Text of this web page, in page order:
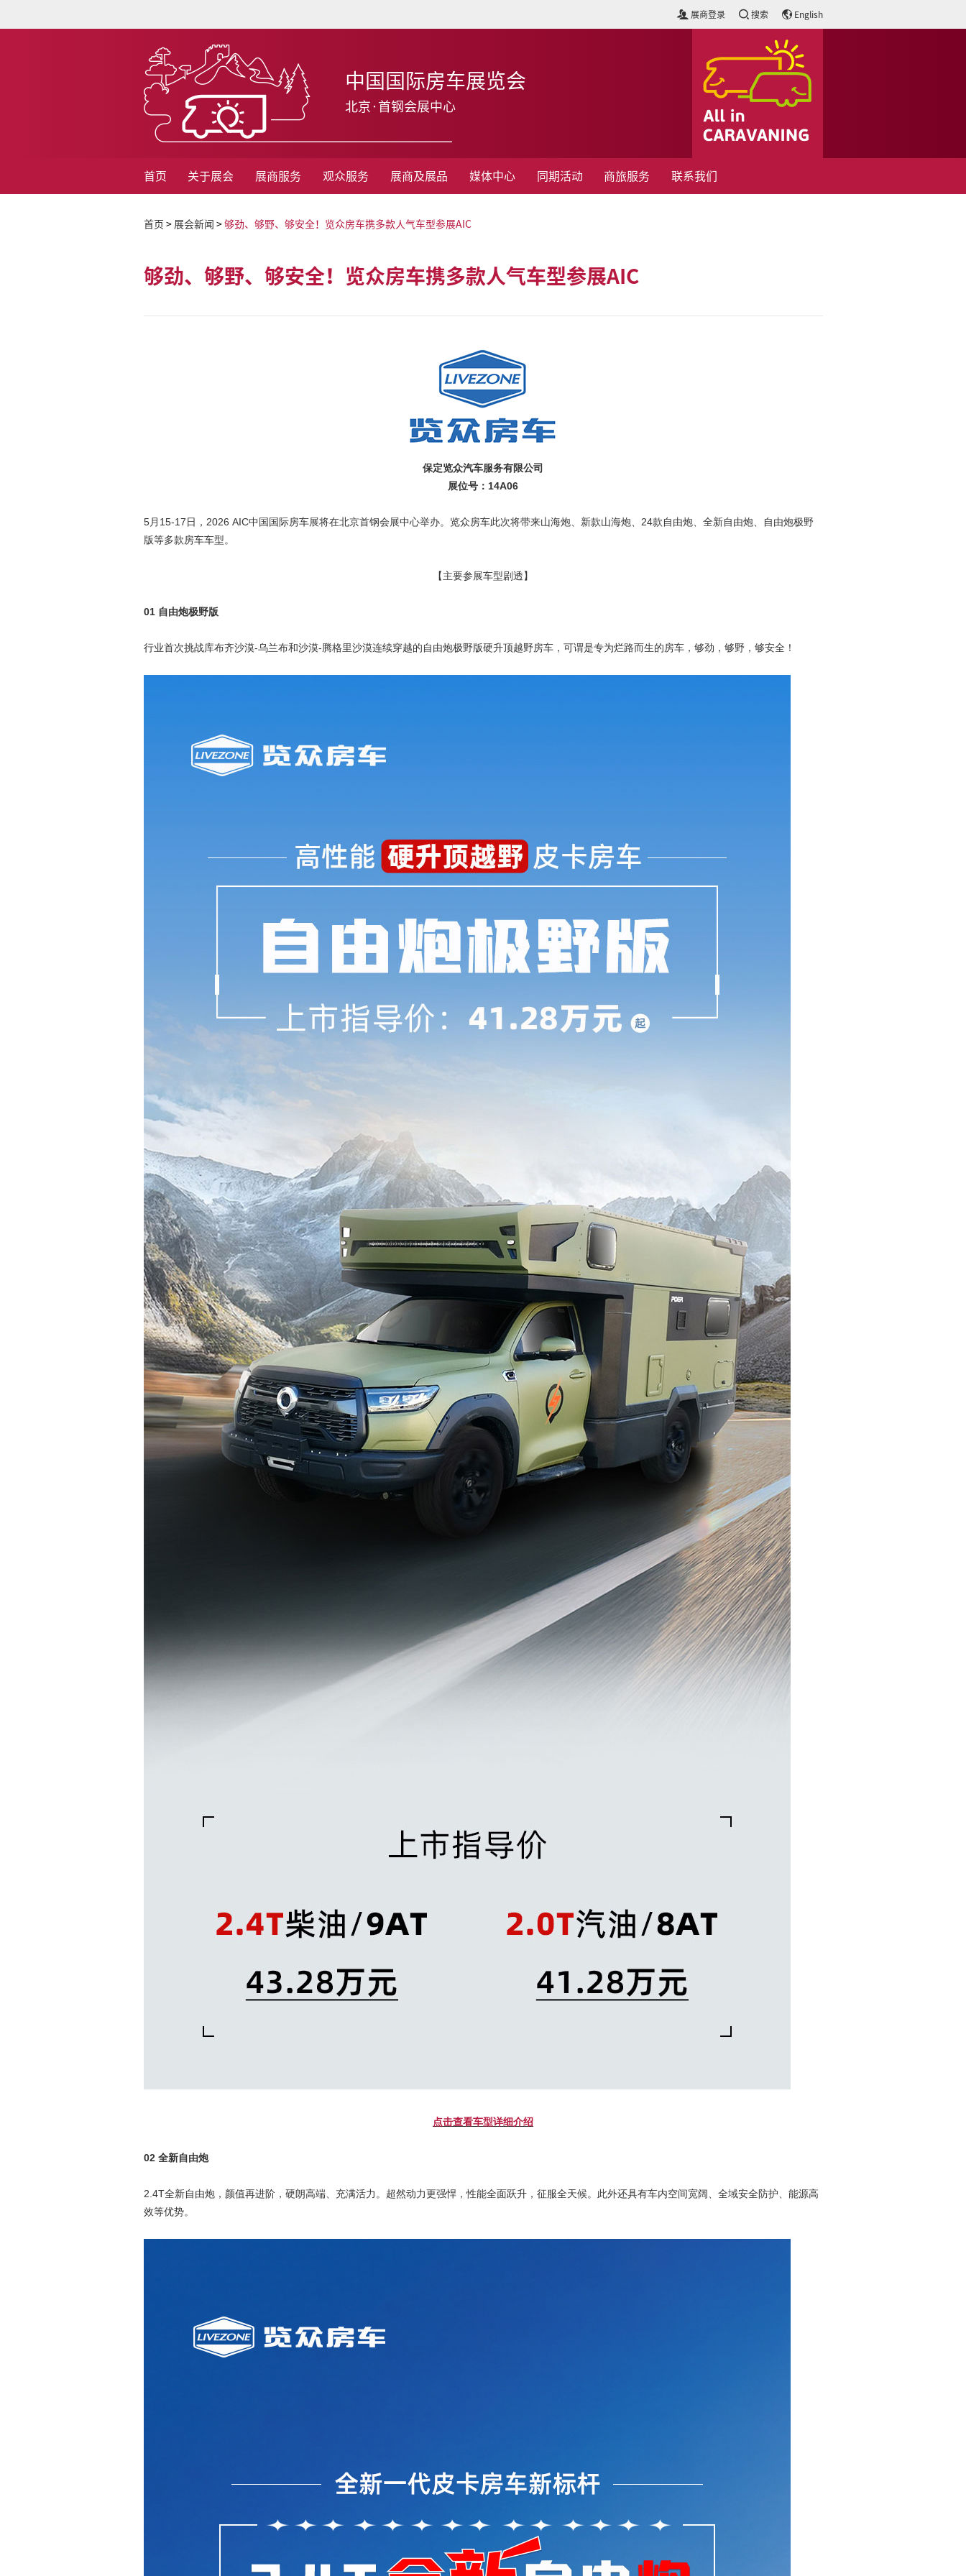
展商登录 搜索 English
中国国际房车展览会
北京·首钢会展中心
首页 关于展会 展商服务 观众服务 展商及展品 媒体中心 同期活动 商旅服务 联系我们
首页 > 展会新闻 > 够劲、够野、够安全！览众房车携多款人气车型参展AIC
够劲、够野、够安全！览众房车携多款人气车型参展AIC
保定览众汽车服务有限公司
展位号：14A06
5月15-17日，2026 AIC中国国际房车展将在北京首钢会展中心举办。览众房车此次将带来山海炮、新款山海炮、24款自由炮、全新自由炮、自由炮极野
版等多款房车车型。
【主要参展车型剧透】
01 自由炮极野版
行业首次挑战库布齐沙漠-乌兰布和沙漠-腾格里沙漠连续穿越的自由炮极野版硬升顶越野房车，可谓是专为烂路而生的房车，够劲，够野，够安全！
点击查看车型详细介绍
02 全新自由炮
2.4T全新自由炮，颜值再进阶，硬朗高端、充满活力。超然动力更强悍，性能全面跃升，征服全天候。此外还具有车内空间宽阔、全域安全防护、能源高
效等优势。